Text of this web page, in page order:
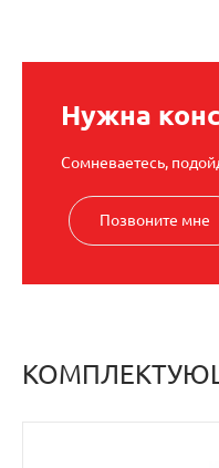
Нужна
Сомневаетесь,
Позвоните мне